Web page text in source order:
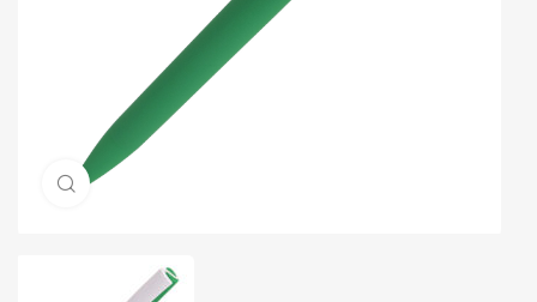
Натисніть, щоб збільшити